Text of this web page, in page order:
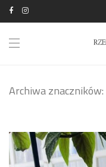
Archiwa znaczników: